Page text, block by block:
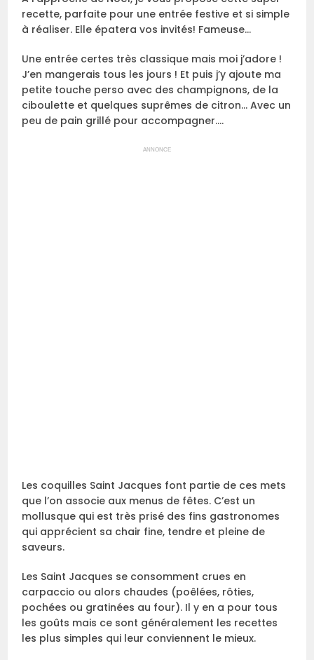
recette, parfaite pour une entrée festive et si simple
à réaliser. Elle épatera vos invités! Fameuse…
Une entrée certes très classique mais moi j’adore !
J’en mangerais tous les jours ! Et puis j’y ajoute ma
petite touche perso avec des champignons, de la
ciboulette et quelques suprêmes de citron… Avec un
peu de pain grillé pour accompagner….
ANNONCE
Les coquilles Saint Jacques font partie de ces mets
que l’on associe aux menus de fêtes. C’est un
mollusque qui est très prisé des fins gastronomes
qui apprécient sa chair fine, tendre et pleine de
saveurs.
Les Saint Jacques se consomment crues en
carpaccio ou alors chaudes (poêlées, rôties,
pochées ou gratinées au four). Il y en a pour tous
les goûts mais ce sont généralement les recettes
les plus simples qui leur conviennent le mieux.